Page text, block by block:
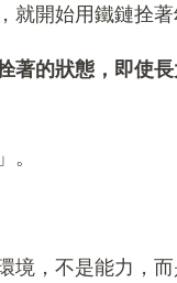
就開始用鐵鏈拴
著的狀態，即使
，不是能力，而